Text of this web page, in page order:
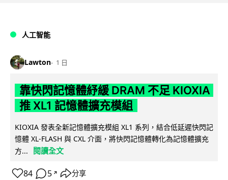
人工智能
Lawton 1 日
靠快閃記憶體紓緩 DRAM 不足 KIOXIA
推 XL1 記憶體擴充模組
KIOXIA 發表全新記憶體擴充模組 XL1 系列，結合低延遲快閃記
憶體 XL-FLASH 與 CXL 介面，將快閃記憶體轉化為記憶體擴充
方...
閱讀全文
84 5 ↗ 分享